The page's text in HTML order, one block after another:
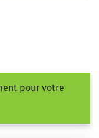
pour votre